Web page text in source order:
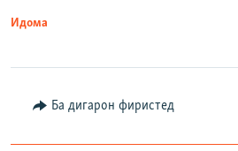
Идома
Ба дигарон фиристед